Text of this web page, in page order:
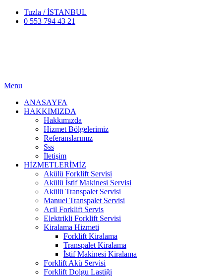
Tuzla / İSTANBUL
0 553 794 43 21
Menu
ANASAYFA
HAKKIMIZDA
Hakkımızda
Hizmet Bölgelerimiz
Referanslarımız
Sss
İletişim
HİZMETLERİMİZ
Akülü Forklift Servisi
Akülü İstif Makinesi Servisi
Akülü Transpalet Servisi
Manuel Transpalet Servisi
Acil Forklift Servis
Elektrikli Forklift Servisi
Kiralama Hizmeti
Forklift Kiralama
Transpalet Kiralama
İstif Makinesi Kiralama
Forklift Akü Servisi
Forklift Dolgu Lastiği